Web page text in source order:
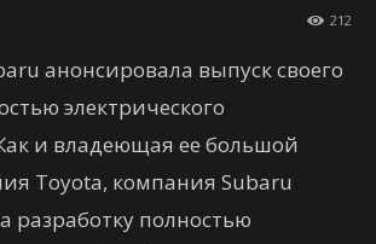
212
анонсировала выпуск своего
электрического
и владеющая ее большой
Toyota, компания Subaru
разработку полностью